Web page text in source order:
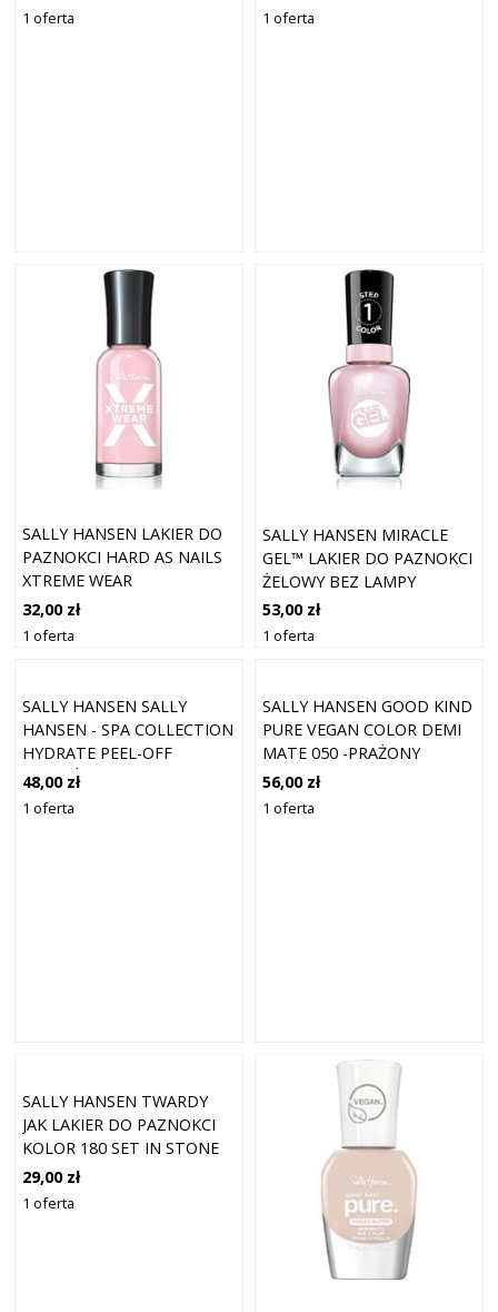
1 oferta 1 oferta
SALLY HANSEN LAKIER DO
PAZNOKCI HARD AS NAILS
XTREME WEAR
STRENGTHENING W
KOLORZE 115 TICKLED
32,00 zł
1 oferta
SALLY HANSEN MIRACLE
GEL™ LAKIER DO PAZNOKCI
ŻELOWY BEZ LAMPY
UV/LED KOLOR 234 PLUSZ
BLUSH 14,7 ML
53,00 zł
1 oferta
SALLY HANSEN SALLY
HANSEN - SPA COLLECTION
HYDRATE PEEL-OFF
NAWILŻAJĄCA MASKA DO
PAZNOKCI Z KWASEM
48,00 zł
1 oferta
SALLY HANSEN GOOD KIND
PURE VEGAN COLOR DEMI
MATE 050 -PRAŻONY
KASZTAN 10ML
56,00 zł
1 oferta
SALLY HANSEN TWARDY
JAK LAKIER DO PAZNOKCI
KOLOR 180 SET IN STONE
13,3 ML
29,00 zł
1 oferta